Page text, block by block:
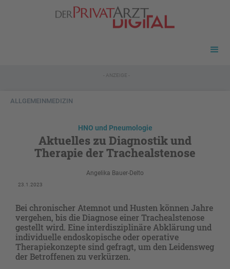
- ANZEIGE -
ALLGEMEINMEDIZIN
HNO und Pneumologie
Aktuelles zu Diagnostik und
Therapie der Trachealstenose
Angelika Bauer-Delto
23.1.2023
Bei chronischer Atemnot und Husten können Jahre
vergehen, bis die Diagnose einer Trachealstenose
gestellt wird. Eine interdisziplinäre Abklärung und
individuelle endoskopische oder operative
Therapiekonzepte sind gefragt, um den Leidensweg
der Betroffenen zu verkürzen.